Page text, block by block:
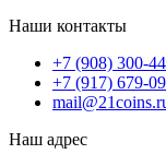
Наши контакты
+7 (908) 300-
+7 (917) 679-
Наш адрес